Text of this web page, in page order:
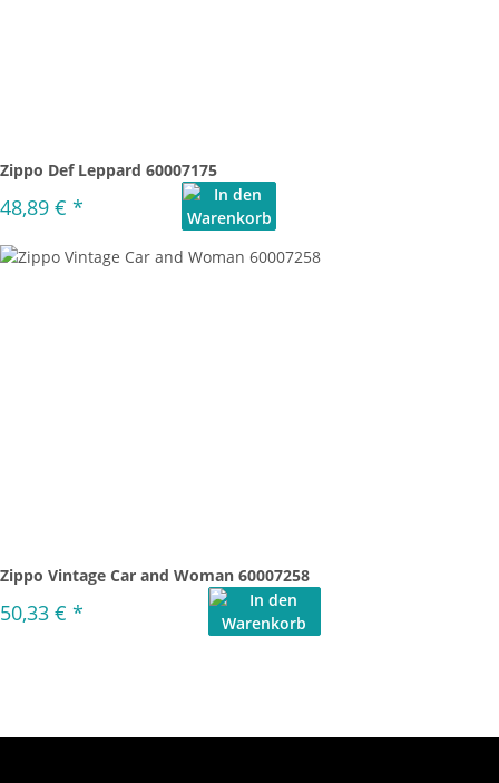
Zippo Def Leppard 60007175
48,89 € *
Zippo Vintage Car and Woman 60007258
50,33 € *